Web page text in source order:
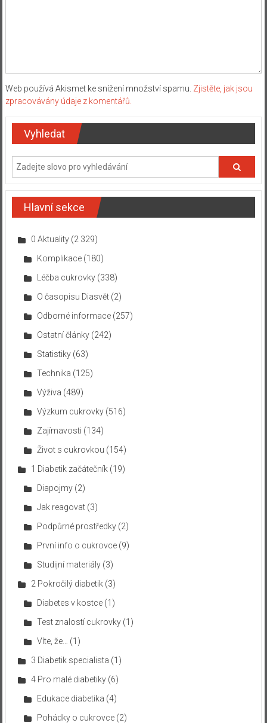
Web používá Akismet ke snížení množství spamu. Zjistěte, jak jsou
zpracovávány údaje z komentářů.
Vyhledat
Hlavní sekce
0 Aktuality(2 329)
Komplikace(180)
Léčba cukrovky(338)
O časopisu Diasvět(2)
Odborné informace(257)
Ostatní články(242)
Statistiky(63)
Technika (125)
Výživa (489)
Výzkum cukrovky(516)
Zajímavosti (134)
Život s cukrovkou (154)
1 Diabetik začátečník(19)
Diapojmy(2)
Jak reagovat(3)
Podpůrné prostředky(2)
První info o cukrovce(9)
Studijní materiály(3)
2 Pokročilý diabetik(3)
Diabetes v kostce(1)
Test znalostí cukrovky(1)
Víte, že…
(1)
3 Diabetik specialista (1)
4 Pro malé diabetiky(6)
Edukace diabetika (4)
Pohádky o cukrovce(2)